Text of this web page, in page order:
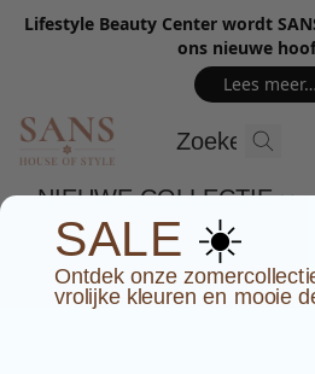
Lifestyle Beauty Center wordt
ons nieuwe
Lees meer…
NIEUWE COLLECTIE
SALE ☀️
Ontdek onze
vrolijke kleuren en mooie